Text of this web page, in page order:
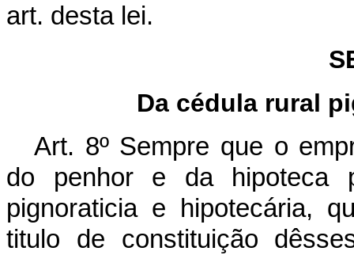
art. desta lei.
Da cédula rural
Art. 8º Sempre que o
do penhor e da hipoteca
pignoraticia e hipotecária,
titulo de constituição